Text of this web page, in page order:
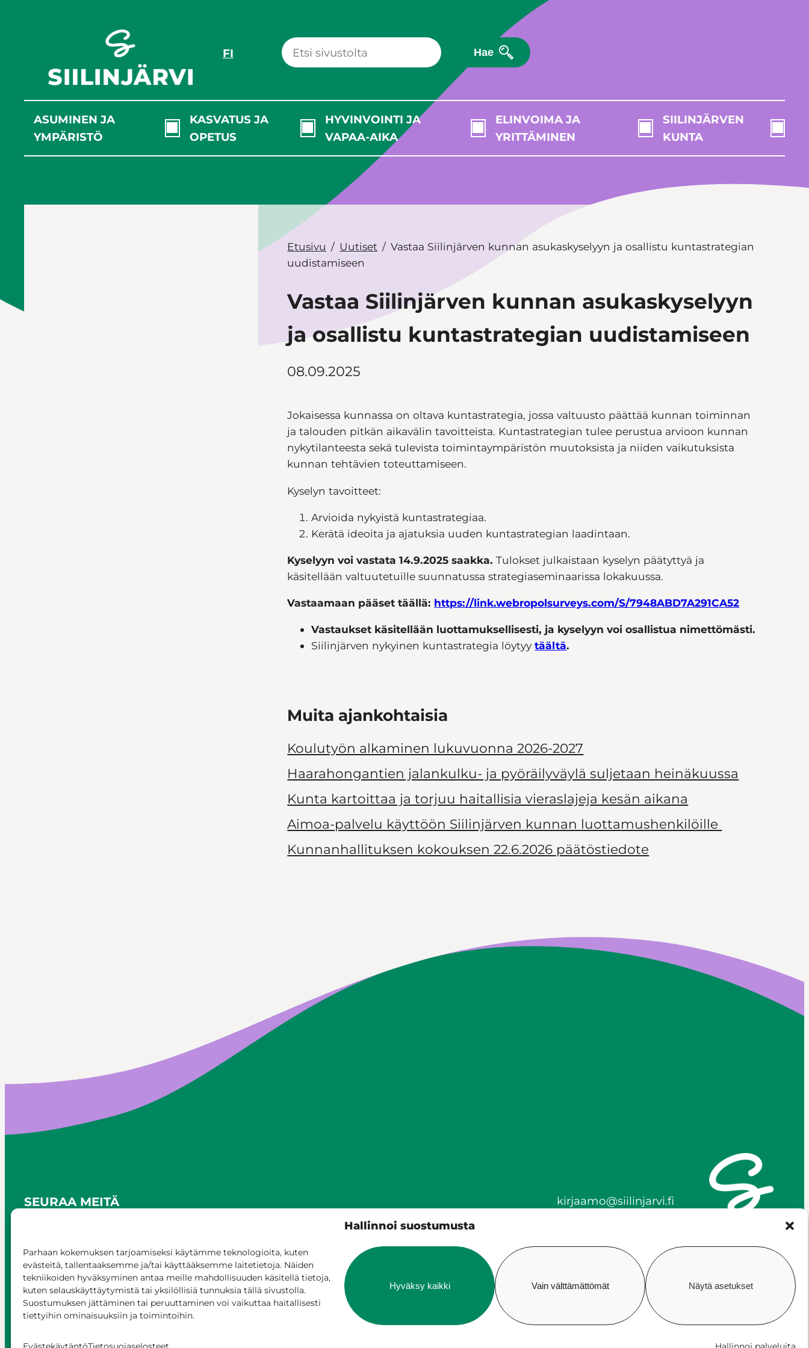
Hallinnoi suostumusta
Parhaan kokemuksen tarjoamiseksi käytämme teknologioita, kuten
evästeitä, tallentaaksemme ja/tai käyttääksemme laitetietoja. Näiden
tekniikoiden hyväksyminen antaa meille mahdollisuuden käsitellä tietoja,
kuten selauskäyttäytymistä tai yksilöllisiä tunnuksia tällä sivustolla.
Suostumuksen jättäminen tai peruuttaminen voi vaikuttaa haitallisesti
tiettyihin ominaisuuksiin ja toimintoihin.
Hyväksy kaikki Vain välttämättömät Näytä asetukset
FI Hae
ASUMINEN JA
YMPÄRISTÖ
KASVATUS JA
OPETUS
HYVINVOINTI JA
VAPAA-AIKA
ELINVOIMA JA
YRITTÄMINEN
SIILINJÄRVEN
KUNTA
Etusivu Uutiset
Vastaa Siilinjärven kunnan asukaskyselyyn ja osallistu kuntastrategian
uudistamiseen
Vastaa Siilinjärven kunnan asukaskyselyyn
ja osallistu kuntastrategian uudistamiseen
08.09.2025
Jokaisessa kunnassa on oltava kuntastrategia, jossa valtuusto päättää kunnan toiminnan
ja talouden pitkän aikavälin tavoitteista. Kuntastrategian tulee perustua arvioon kunnan
nykytilanteesta sekä tulevista toimintaympäristön muutoksista ja niiden vaikutuksista
kunnan tehtävien toteuttamiseen.
Kyselyn tavoitteet:
Arvioida nykyistä kuntastrategiaa.
Kerätä ideoita ja ajatuksia uuden kuntastrategian laadintaan.
Kyselyyn voi vastata 14.9.2025 saakka. Tulokset julkaistaan kyselyn päätyttyä ja
käsitellään valtuutetuille suunnatussa strategiaseminaarissa lokakuussa.
Vastaamaan pääset täällä: https://link.webropolsurveys.com/S/7948ABD7A291CA52
Vastaukset käsitellään luottamuksellisesti, ja kyselyyn voi osallistua nimettömästi.
Siilinjärven nykyinen kuntastrategia löytyy täältä.
Muita ajankohtaisia
Koulutyön alkaminen lukuvuonna 2026-2027
Haarahongantien jalankulku- ja pyöräilyväylä suljetaan heinäkuussa
Kunta kartoittaa ja torjuu haitallisia vieraslajeja kesän aikana
Aimoa-palvelu käyttöön Siilinjärven kunnan luottamushenkilöille
Kunnanhallituksen kokouksen 22.6.2026 päätöstiedote
SEURAA MEITÄ
kirjaamo@siilinjarvi.fi
y-tunnus 0172718-0
Laskutus ja maksaminen Saavutettavuus Evästekäytäntö Hallitse suostumusta